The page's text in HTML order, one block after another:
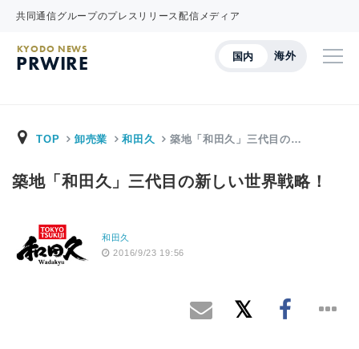
共同通信グループのプレスリリース配信メディア
国内 海外
KYODO NEWS
PRWIRE
TOP 卸売業 和田久 築地「和田久」三代目の…
築地「和田久」三代目の新しい世界戦略！
和田久
2016/9/23 19:56